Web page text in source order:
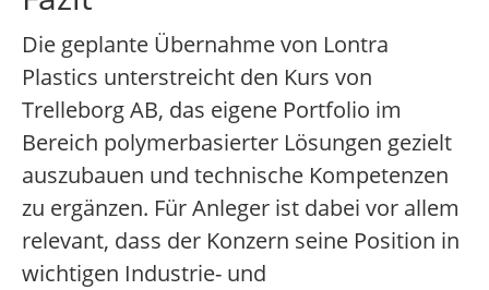
Die geplante Übernahme von Lontra
Plastics unterstreicht den Kurs von
Trelleborg AB, das eigene Portfolio im
Bereich polymerbasierter Lösungen gezielt
auszubauen und technische Kompetenzen
zu ergänzen. Für Anleger ist dabei vor allem
relevant, dass der Konzern seine Position in
wichtigen Industrie- und